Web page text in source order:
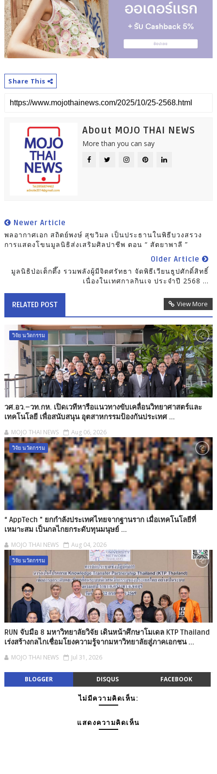
Share This
About MOJO THAI NEWS
More than you can say
Newer Article
พลอากาศเอก สถิตย์พงษ์ สุขวิมล เป็นประธานในพิธีบวงสรวง
การแสดงโขนมูลนิธิส่งเสริมศิลปาชีพ ตอน “ สัตยาพาลี ”
Older Article
มูลนิธิป่อเต็กตึ๊ง รวมพลังผู้มีจิตศรัทธา จัดพิธีเวียนธูปศักดิ์สิทธิ์
เนื่องในเทศกาลกินเจ ประจำปี 2568 ...
RELATED POST View More
วิจัย นวัตกรรม
วศ.อว.–วท.กห. เปิดเวทีหารือแนวทางขับเคลื่อนวิทยาศาสตร์และ
เทคโนโลยี เพื่อสนับสนุน อุตสาหกรรมป้องกันประเทศ ...
MOJO THAI NEWS Aug 06, 2026
วิจัย นวัตกรรม
“ AppTech ”​ ยกกำลังประเทศไทยจากฐานราก เมื่อเทคโนโลยีที่
เหมาะสม เป็นกลไกยกระดับทุนมนุษย์ ...
MOJO THAI NEWS Aug 04, 2026
วิจัย นวัตกรรม
RUN จับมือ 8 มหาวิทยาลัยวิจัย เดินหน้าศึกษาโมเดล KTP Thailand
เร่งสร้างกลไกเชื่อมโยงความรู้จากมหาวิทยาลัยสู่ภาคเอกชน ...
MOJO THAI NEWS Jul 31, 2026
BLOGGER DISQUS FACEBOOK
ไม่มีความคิดเห็น:
แสดงความคิดเห็น